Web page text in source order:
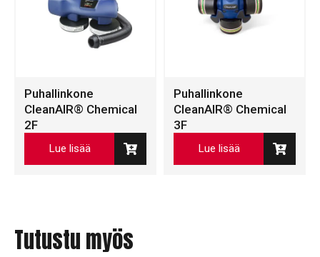
Puhallinkone
CleanAIR® Chemical
2F
Lue lisää
Puhallinkone
CleanAIR® Chemical
3F
Lue lisää
Tutustu myös